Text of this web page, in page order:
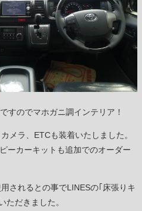
すのでマホガニ調インテリア！
メラ、ETCも装着いたしました。
ーカーキットも追加でのオーダー
されるとの事でLINESの｢床張りキ
ただきました。